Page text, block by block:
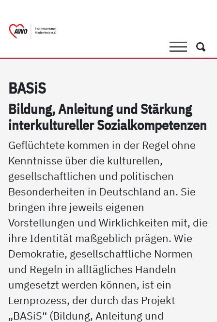
SucheSuche
BA­SiS
Bil­dung, An­lei­tung und Stär­kung
in­ter­kul­tu­rel­ler So­zial­kom­pe­ten­zen
Geflüchtete kommen in der Regel ohne
Kenntnisse über die kulturellen,
gesellschaftlichen und politischen
Besonderheiten in Deutschland an. Sie
bringen ihre jeweils eigenen
Vorstellungen und Wirklichkeiten mit, die
ihre Identität maßgeblich prägen. Wie
Demokratie, gesellschaftliche Normen
und Regeln in alltägliches Handeln
umgesetzt werden können, ist ein
Lernprozess, der durch das Projekt
„BASiS“ (Bildung, Anleitung und